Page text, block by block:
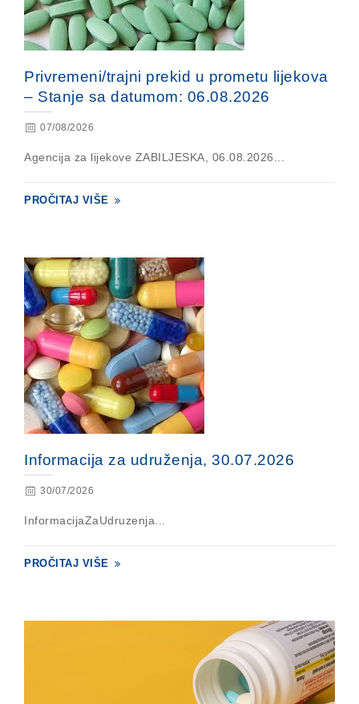
Privremeni/trajni prekid u prometu lijekova
– Stanje sa datumom: 06.08.2026
07/08/2026
Agencija za lijekove ZABILJESKA, 06.08.2026...
PROČITAJ VIŠE
Informacija za udruženja, 30.07.2026
30/07/2026
InformacijaZaUdruzenja...
PROČITAJ VIŠE